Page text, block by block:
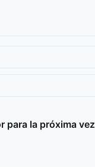
para la próxima vez